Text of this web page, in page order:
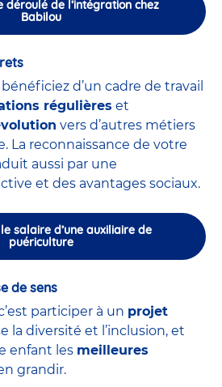
déroulé de l’intégration chez
Babilou
d’un cadre de travail
régulières et
vers d’autres métiers
La reconnaissance de votre
aussi par une
et des avantages sociaux.
salaire d’une auxiliaire de
puériculture
de sens
participer à un projet
la diversité et l’inclusion, et
enfant les meilleures
grandir.